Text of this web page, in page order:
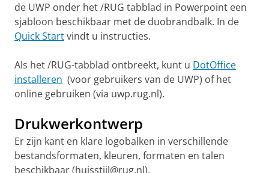
de UWP onder het /RUG tabblad in Powerpoint een
sjabloon beschikbaar met de duobrandbalk. In de
Quick Startvindt u instructies.
Als het /RUG-tabblad ontbreekt, kunt u DotOffice
installeren (voor gebruikers van de UWP) of het
online gebruiken (via uwp.rug.nl).
Drukwerkontwerp
Er zijn kant en klare logobalken in verschillende
bestandsformaten, kleuren, formaten en talen
beschikbaar (huisstijl@rug.nl).